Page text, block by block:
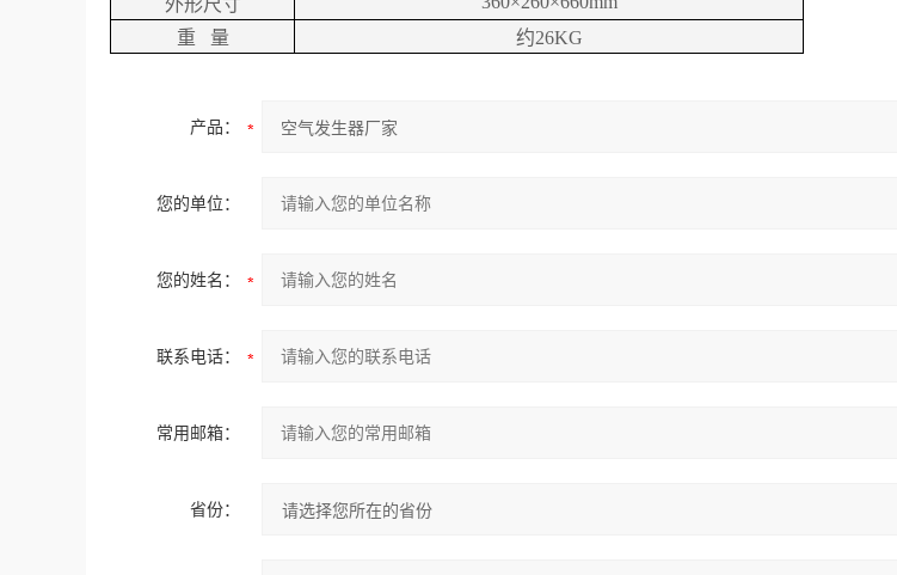
外形尺寸
重
量 约26KG
产品：
您的单位：
您的姓名：
联系电话：
常用邮箱：
省份：